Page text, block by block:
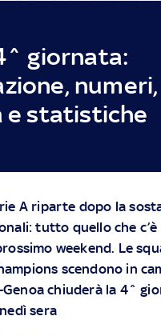
giornata:
numeri,
e statistiche
A riparte dopo la
tutto quello che c’è
weekend. Le
scendono in
chiuderà la 4^
sera